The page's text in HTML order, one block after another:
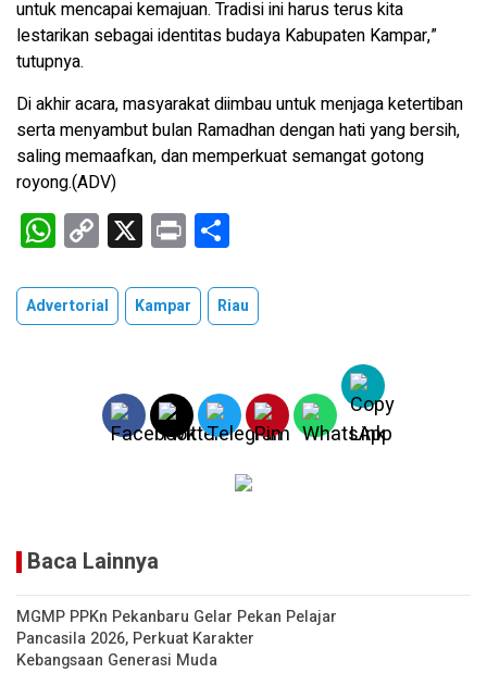
untuk mencapai kemajuan. Tradisi ini harus terus kita
lestarikan sebagai identitas budaya Kabupaten Kampar,”
tutupnya.
Di akhir acara, masyarakat diimbau untuk menjaga ketertiban
serta menyambut bulan Ramadhan dengan hati yang bersih,
saling memaafkan, dan memperkuat semangat gotong
royong.(ADV)
W
h
at
s
C
o
py
Li
k
X Pr
in
t ar
e
Advertorial Kampar Riau
Baca Lainnya
MGMP PPKn Pekanbaru Gelar Pekan Pelajar
Pancasila 2026, Perkuat Karakter
Kebangsaan Generasi Muda